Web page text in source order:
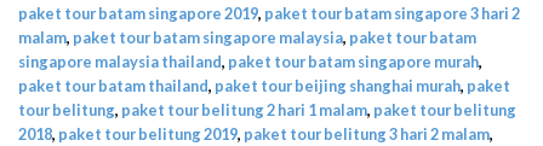
paket tour batam singapore 2019, paket tour batam singapore 3 hari 2
malam, paket tour batam singapore malaysia, paket tour batam
singapore malaysia thailand, paket tour batam singapore murah,
paket tour batam thailand, paket tour beijing shanghai murah, paket
tour belitung, paket tour belitung 2 hari 1 malam, paket tour belitung
2018, paket tour belitung 2019, paket tour belitung 3 hari 2 malam,